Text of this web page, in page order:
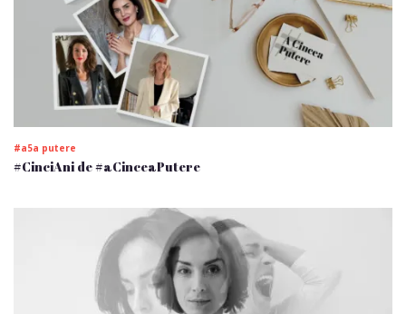
#a5a putere
#CinciAni de #aCinceaPutere